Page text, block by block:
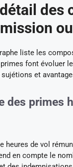
des
liste les
font évoluer
sujétions et
des primes
heures de vol
en compte le